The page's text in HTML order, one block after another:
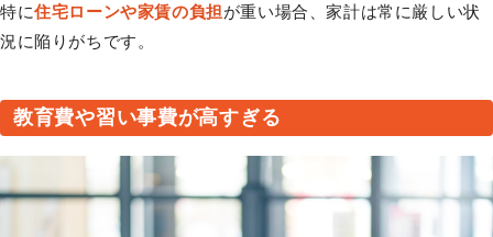
特に住宅ローンや家賃の負担が重い場合、家計は常に厳しい状
況に陥りがちです。
教育費や習い事費が高すぎる